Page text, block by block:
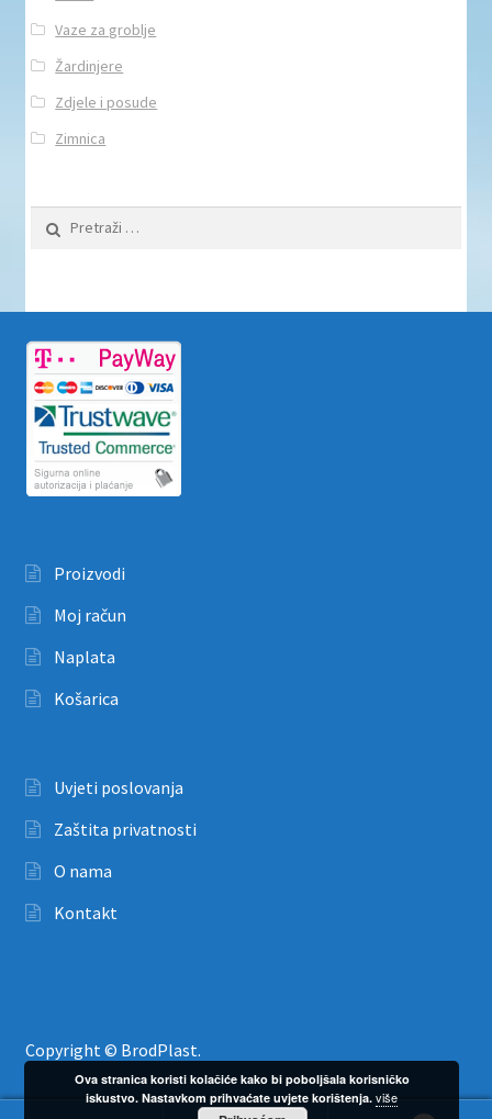
Vaze za groblje
Žardinjere
Zdjele i posude
Zimnica
Pretraži:
Proizvodi
Moj račun
Naplata
Košarica
Uvjeti poslovanja
Zaštita privatnosti
O nama
Kontakt
Copyright © BrodPlast.
Ova stranica koristi kolačiće kako bi poboljšala korisničko
iskustvo. Nastavkom prihvaćate uvjete korištenja.više